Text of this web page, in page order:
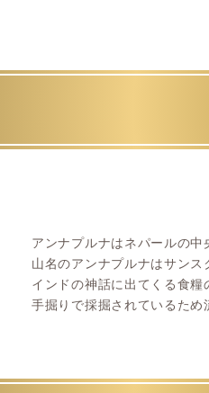
アンナプルナはネパールの
山名のアンナプルナはサン
インドの神話に出てくる食
手掘りで採掘されているため